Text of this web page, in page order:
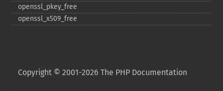
openssl_​pkey_​free
openssl_​x509_​free
Copyright © 2001-2026 The PHP Documentation